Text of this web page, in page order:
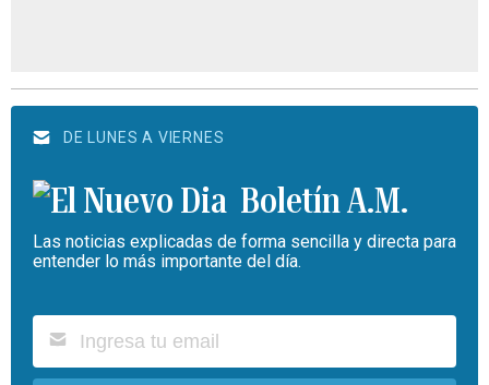
DE LUNES A VIERNES
Boletín A.M.
Las noticias explicadas de forma sencilla y directa para
entender lo más importante del día.